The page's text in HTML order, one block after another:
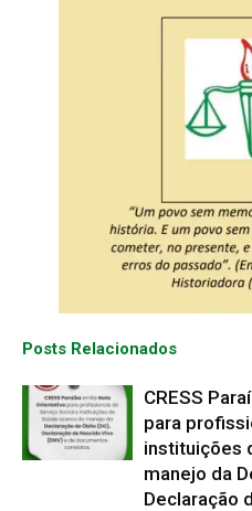
Posts Relacionados
CRESS
para
instituições
manejo da
Declaração